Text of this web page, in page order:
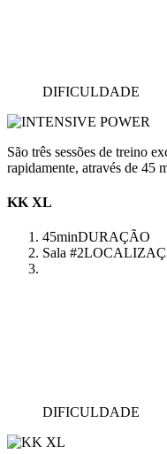
DIFICULDADE
São três sessões de treino
rapidamente, através de 45
KK XL
45minDURAÇÃO
Sala #2
DIFICULDADE